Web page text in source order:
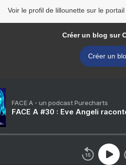
Voir le profil de lillounette sur le
Créer un blog sur
Créer un
FACE A - un podcast Purecharts
FACE A #30 : Eve Angeli